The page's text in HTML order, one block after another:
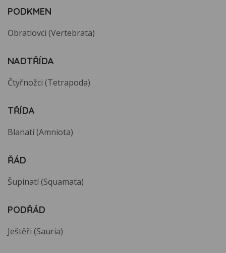
PODKMEN
Obratlovci (Vertebrata)
NADTŘÍDA
Čtyřnožci (Tetrapoda)
TŘÍDA
Blanatí (Amniota)
ŘÁD
Šupinatí (Squamata)
PODŘÁD
Ještěři (Sauria)